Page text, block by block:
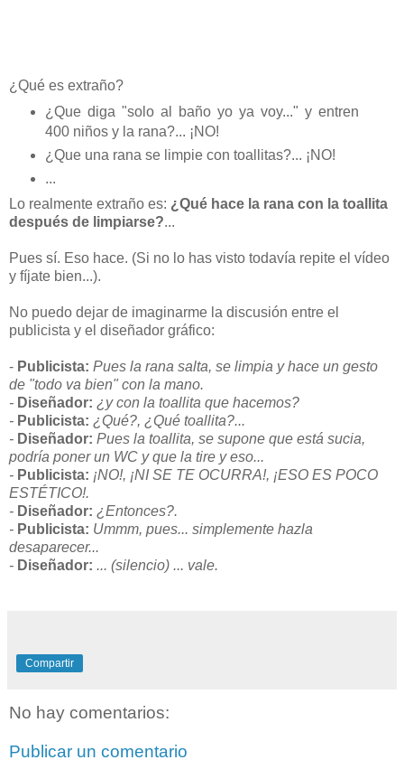
¿Qué es extraño?
¿Que diga "solo al baño yo ya voy..." y entren
400 niños y la rana?... ¡NO!
¿Que una rana se limpie con toallitas?... ¡NO!
...
Lo realmente extraño es: ¿Qué hace la rana con la toallita
después de limpiarse?...
Pues sí. Eso hace. (Si no lo has visto todavía repite el vídeo
y fíjate bien...).
No puedo dejar de imaginarme la discusión entre el
publicista y el diseñador gráfico:
- Publicista: Pues la rana salta, se limpia y hace un gesto
de "todo va bien" con la mano.
- Diseñador: ¿y con la toallita que hacemos?
- Publicista: ¿Qué?, ¿Qué toallita?...
- Diseñador: Pues la toallita, se supone que está sucia,
podría poner un WC y que la tire y eso...
- Publicista: ¡NO!, ¡NI SE TE OCURRA!, ¡ESO ES POCO
ESTÉTICO!.
- Diseñador: ¿Entonces?.
- Publicista: Ummm, pues... simplemente hazla
desaparecer...
- Diseñador: ... (silencio) ... vale.
Compartir
No hay comentarios:
Publicar un comentario